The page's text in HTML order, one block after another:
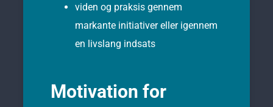
viden og praksis gennem
markante initiativer eller igennem
en livslang indsats
Motivation for